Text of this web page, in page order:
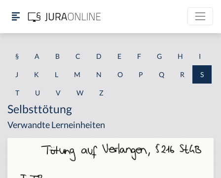
§ A B C D E F G H I
J K L M N O P Q R S
T U V W Z
Selbsttötung
Verwandte Lerneinheiten